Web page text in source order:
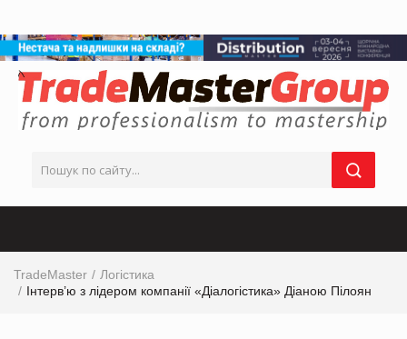
TradeMaster
Логістика
Інтерв’ю з лідером компанії «Діалогістика» Діаною Пілоян